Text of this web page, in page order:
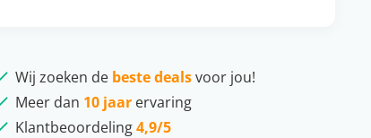
Wij zoeken de beste dealsvoor jou!
Meer dan 10 jaarervaring
Klantbeoordeling4,9/5